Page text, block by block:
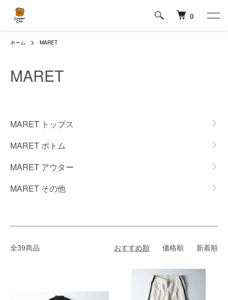
0
ホーム MARET
MARET
MARET トップス
MARET ボトム
MARET アウター
MARET その他
全39商品 おすすめ順 価格順 新着順